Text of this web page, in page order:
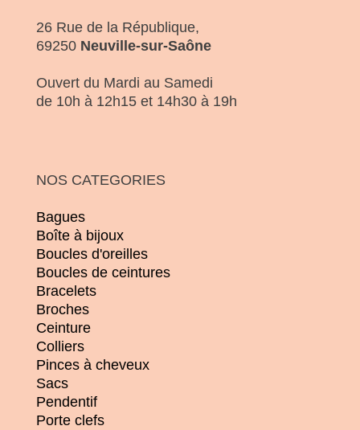
26 Rue de la République,
69250 Neuville-sur-Saône
Ouvert du Mardi au Samedi
de 10h à 12h15 et 14h30 à 19h
NOS CATEGORIES
Bagues
Boîte à bijoux
Boucles d'oreilles
Boucles de ceintures
Bracelets
Broches
Ceinture
Colliers
Pinces à cheveux
Sacs
Pendentif
Porte clefs